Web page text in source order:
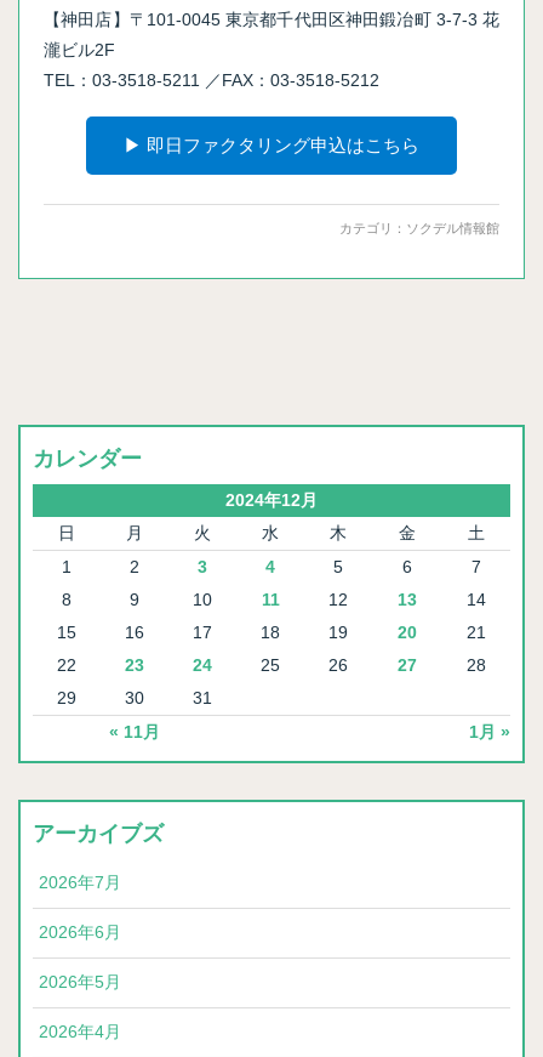
【神田店】〒101-0045 東京都千代田区神田鍛冶町 3-7-3 花
瀧ビル2F
TEL：03-3518-5211 ／FAX：03-3518-5212
▶ 即日ファクタリング申込はこちら
カテゴリ： ソクデル情報館
カレンダー
2024年12月
日
月 火 水 木 金 土
« 11月 1月 »
1 2 3 4 5 6
7
8
9 10 11 12 13
14
15
16 17 18 19 20
21
22
23 24 25 26 27
28
29
30 31
アーカイブズ
2026年7月
2026年6月
2026年5月
2026年4月